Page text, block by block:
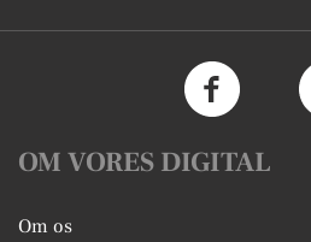
OM VORES DIGITAL
Om os